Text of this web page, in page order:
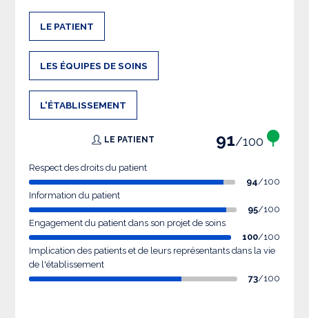
LE PATIENT
LES ÉQUIPES DE SOINS
L'ÉTABLISSEMENT
LE PATIENT 91/100
Respect des droits du patient
94/100
Information du patient
95/100
Engagement du patient dans son projet de soins
100/100
Implication des patients et de leurs représentants dans la vie
de l'établissement
73/100